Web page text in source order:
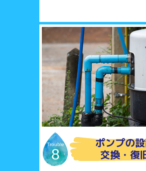
Trouble
8
ポンプの
交換・復